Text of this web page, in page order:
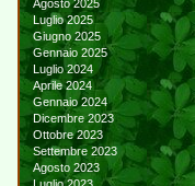
Agosto 2025
Luglio 2025
Giugno 2025
Gennaio 2025
Luglio 2024
Aprile 2024
Gennaio 2024
Dicembre 2023
Ottobre 2023
Settembre 2023
Agosto 2023